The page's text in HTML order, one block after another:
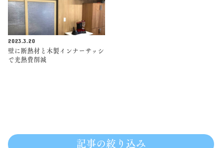
2023.3.20
壁に断熱材と木製インナーサッシ
で光熱費削減
記事の絞り込み